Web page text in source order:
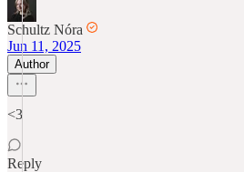
Schultz Nóra
Jun 11, 2025
Author
<3
Reply